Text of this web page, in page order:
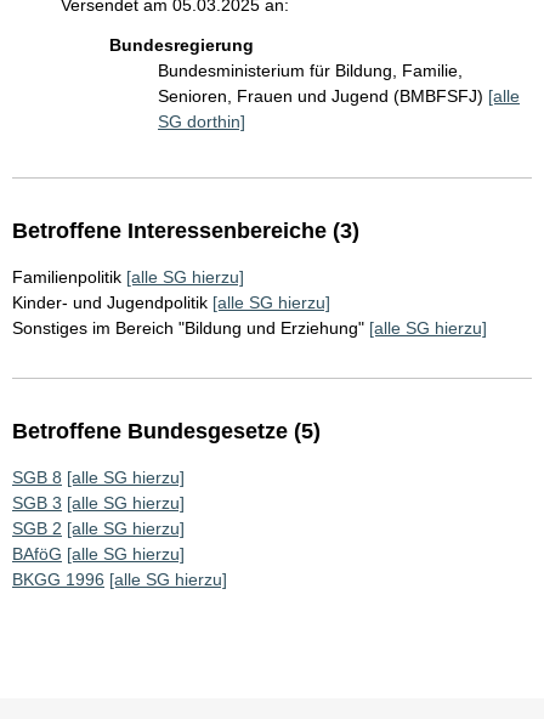
Versendet am 05.03.2025 an:
Bundesregierung
Bundesministerium für Bildung, Familie,
Senioren, Frauen und Jugend (BMBFSFJ) [alle
SG dorthin]
Betroffene Interessenbereiche (3)
Familienpolitik [alle SG hierzu]
Kinder- und Jugendpolitik [alle SG hierzu]
Sonstiges im Bereich "Bildung und Erziehung" [alle SG hierzu]
Betroffene Bundesgesetze (5)
SGB 8 [alle SG hierzu]
SGB 3 [alle SG hierzu]
SGB 2 [alle SG hierzu]
BAföG [alle SG hierzu]
BKGG 1996 [alle SG hierzu]